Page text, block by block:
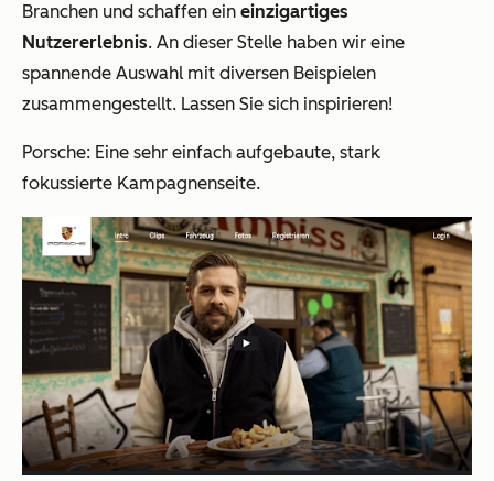
Branchen und schaffen ein einzigartiges
Nutzererlebnis. An dieser Stelle haben wir eine
spannende Auswahl mit diversen Beispielen
zusammengestellt. Lassen Sie sich inspirieren!
Porsche: Eine sehr einfach aufgebaute, stark
fokussierte Kampagnenseite.